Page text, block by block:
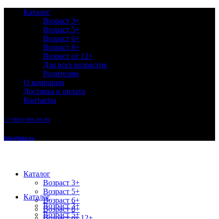
Каталог
Возраст 3+
Возраст 5+
Возраст 6+
Возраст 8+
Возраст от 12+
Для всех возрастов
Родителям
О компании
Доставка и оплата
Контакты
+7 (999) 999-99-99
info@info.ru
Каталог
Возраст 3+
Возраст 5+
Возраст 6+
Возраст 8+
Каталог
Возраст 3+
Возраст 5+